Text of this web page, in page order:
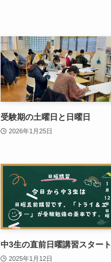
受験期の土曜日と日曜日
2026年1月25日
中3生の直前日曜講習スタート
2025年1月12日